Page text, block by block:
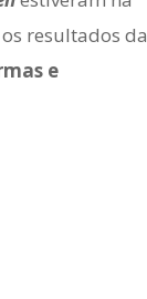
resultados da
as e